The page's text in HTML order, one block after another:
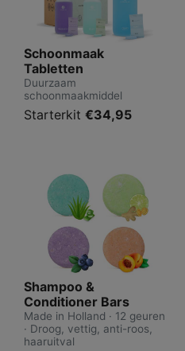
Schoonmaak
Tabletten
Duurzaam
schoonmaakmiddel
Starterkit €34,95
Shampoo &
Conditioner Bars
Made in Holland · 12 geuren
· Droog, vettig, anti-roos,
haaruitval